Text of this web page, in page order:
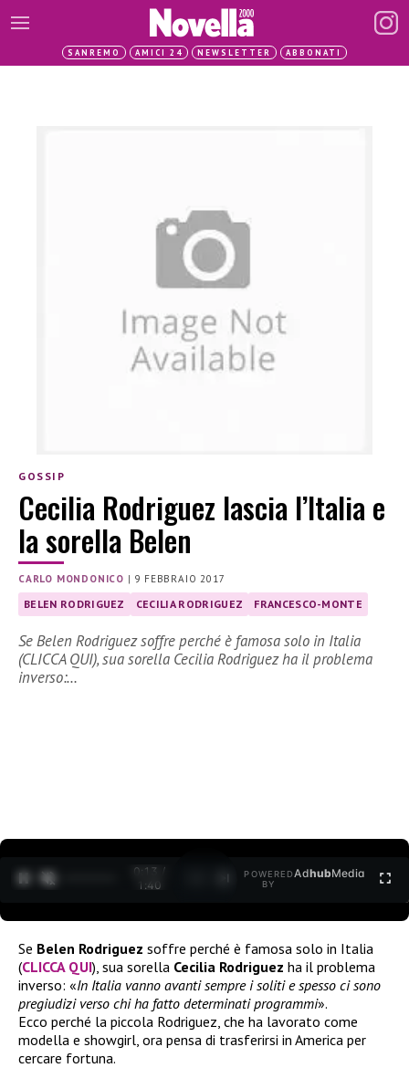
SANREMO AMICI 24 NEWSLETTER ABBONATI
GOSSIP
Cecilia Rodriguez lascia l’Italia e
la sorella Belen
CARLO MONDONICO | 9 FEBBRAIO 2017
BELEN RODRIGUEZ CECILIA RODRIGUEZ FRANCESCO-MONTE
Se Belen Rodriguez soffre perché è famosa solo in Italia
(CLICCA QUI), sua sorella Cecilia Rodriguez ha il problema
inverso:…
0:13 /
1:40
POWERED
BY
AdhubMedia
Se Belen Rodriguez soffre perché è famosa solo in Italia
(CLICCA QUI), sua sorella Cecilia Rodriguez ha il problema
inverso: «In Italia vanno avanti sempre i soliti e spesso ci sono
pregiudizi verso chi ha fatto determinati programmi».
Ecco perché la piccola Rodriguez, che ha lavorato come
modella e showgirl, ora pensa di trasferirsi in America per
cercare fortuna.